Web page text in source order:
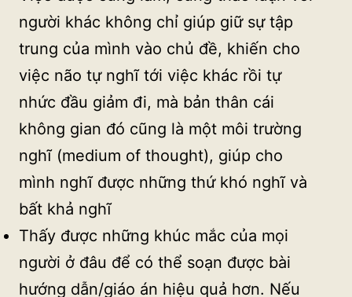
người khác không chỉ giúp giữ sự tập
trung của mình vào chủ đề, khiến cho
việc não tự nghĩ tới việc khác rồi tự
nhức đầu giảm đi, mà bản thân cái
không gian đó cũng là một môi trường
nghĩ (medium of thought), giúp cho
mình nghĩ được những thứ khó nghĩ và
bất khả nghĩ
Thấy được những khúc mắc của mọi
người ở đâu để có thể soạn được bài
hướng dẫn/giáo án hiệu quả hơn. Nếu